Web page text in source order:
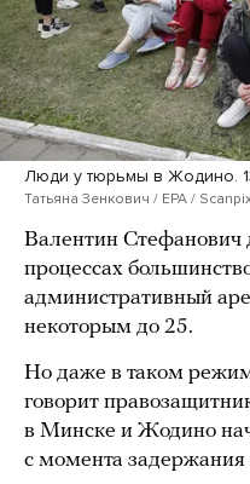
Люди у тюрьмы в Жодино.
Татьяна Зенкович / EPA /
Валентин Стефанович
процессах
административный
некоторым до 25.
Но даже в таком
говорит
в Минске и Жодино
с момента